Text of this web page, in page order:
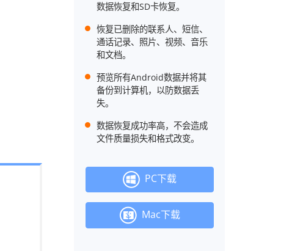
数据恢复和SD卡恢复。
恢复已删除的联系人、短信、
通话记录、照片、视频、音乐
和文档。
预览所有Android数据并将其
备份到计算机，以防数据丢
失。
数据恢复成功率高，不会造成
文件质量损失和格式改变。
PC下载
Mac下载